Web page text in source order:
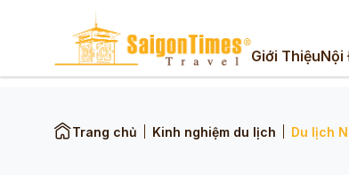
Giới ThiệuNội
Trang chủ Kinh nghiệm du lịch Du lịch